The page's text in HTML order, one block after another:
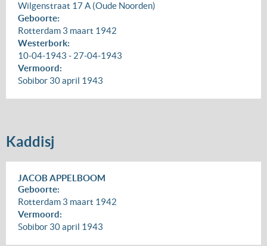
Wilgenstraat 17 A (Oude Noorden)
Geboorte:
Rotterdam 3 maart 1942
Westerbork:
10-04-1943 - 27-04-1943
Vermoord:
Sobibor 30 april 1943
Kaddisj
JACOB APPELBOOM
Geboorte:
Rotterdam 3 maart 1942
Vermoord:
Sobibor 30 april 1943